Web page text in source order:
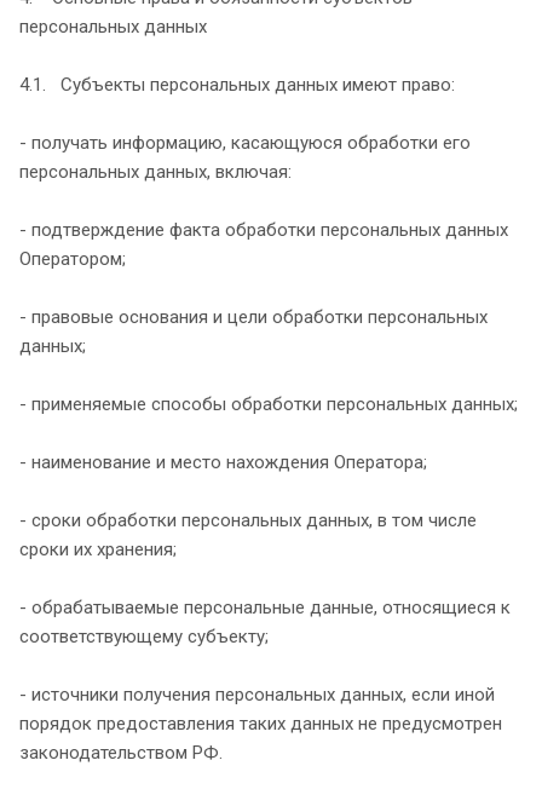
персональных данных
4.1. Субъекты персональных данных имеют право:
- получать информацию, касающуюся обработки его
персональных данных, включая:
- подтверждение факта обработки персональных данных
Оператором;
- правовые основания и цели обработки персональных
данных;
- применяемые способы обработки персональных данных;
- наименование и место нахождения Оператора;
- сроки обработки персональных данных, в том числе
сроки их хранения;
- обрабатываемые персональные данные, относящиеся к
соответствующему субъекту;
- источники получения персональных данных, если иной
порядок предоставления таких данных не предусмотрен
законодательством РФ.